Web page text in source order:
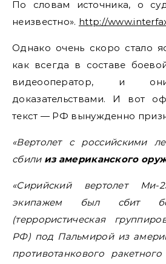
По словам источника, о
неизвестно». http://
Однако очень скоро стало
как всегда в составе
видеооператор, и
доказательствами. И вот
текст — РФ вынужденно
«Вертолет с российскими
сбили из американского
«Сирийский вертолет
экипажем был сбит
(террористическая
РФ) под Пальмирой из
противотанкового